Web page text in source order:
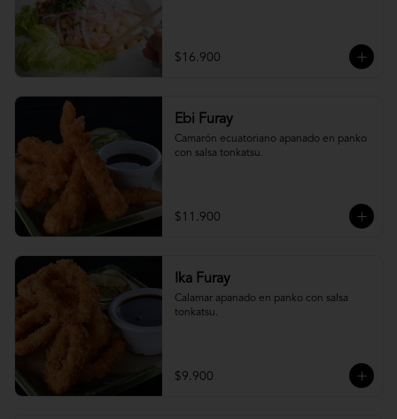
$16.900
Ebi Furay
Camarón ecuatoriano apanado en panko
con salsa tonkatsu.
$11.900
Ika Furay
Calamar apanado en panko con salsa
tonkatsu.
$9.900